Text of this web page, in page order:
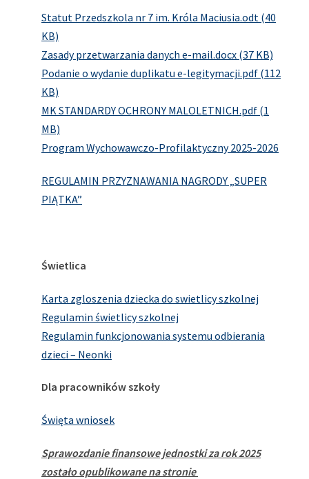
Statut Przedszkola nr 7 im. Króla Maciusia.odt (40
KB)
Zasady przetwarzania danych e-mail.docx (37 KB)
Podanie o wydanie duplikatu e-legitymacji.pdf (112
KB)
MK STANDARDY OCHRONY MALOLETNICH.pdf (1
MB)
Program Wychowawczo-Profilaktyczny 2025-2026
REGULAMIN PRZYZNAWANIA NAGRODY „SUPER
PIĄTKA”
Świetlica
Karta zgloszenia dziecka do swietlicy szkolnej
Regulamin świetlicy szkolnej
Regulamin funkcjonowania systemu odbierania
dzieci – Neonki
Dla pracowników szkoły
Święta wniosek
Sprawozdanie finansowe jednostki za rok 2025
zostało opublikowane na stronie